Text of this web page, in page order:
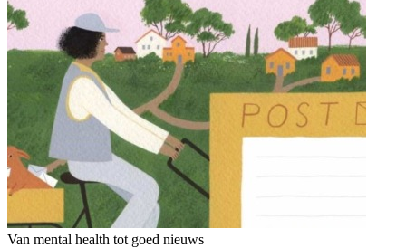
Van mental health tot goed nieuws